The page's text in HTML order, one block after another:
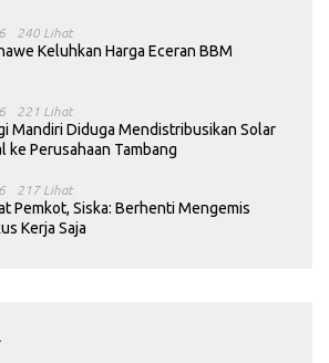
240 Lihat
Keluhkan Harga Eceran BBM
221 Lihat
Mandiri Diduga Mendistribusikan Solar
ke Perusahaan Tambang
217 Lihat
Pemkot, Siska: Berhenti Mengemis
Kerja Saja